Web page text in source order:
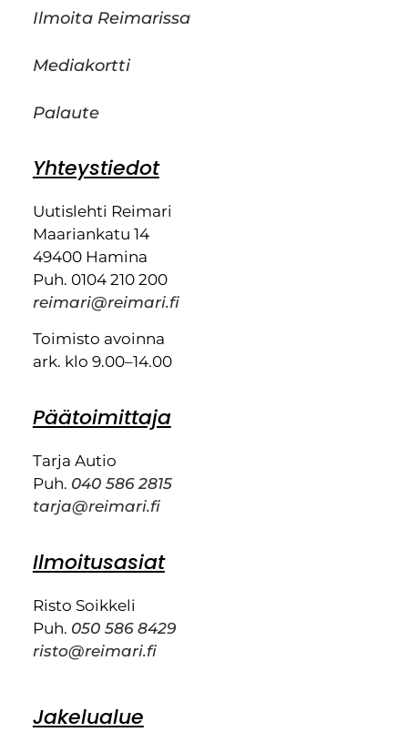
Ilmoita Reimarissa
Mediakortti
Palaute
Yhteystiedot
Uutislehti Reimari
Maariankatu 14
49400 Hamina
Puh. 0104 210 200
reimari@reimari.fi
Toimisto avoinna
ark. klo 9.00–14.00
Päätoimittaja
Tarja Autio
Puh. 040 586 2815
tarja@reimari.fi
Ilmoitusasiat
Risto Soikkeli
Puh. 050 586 8429
risto@reimari.fi
Jakelualue